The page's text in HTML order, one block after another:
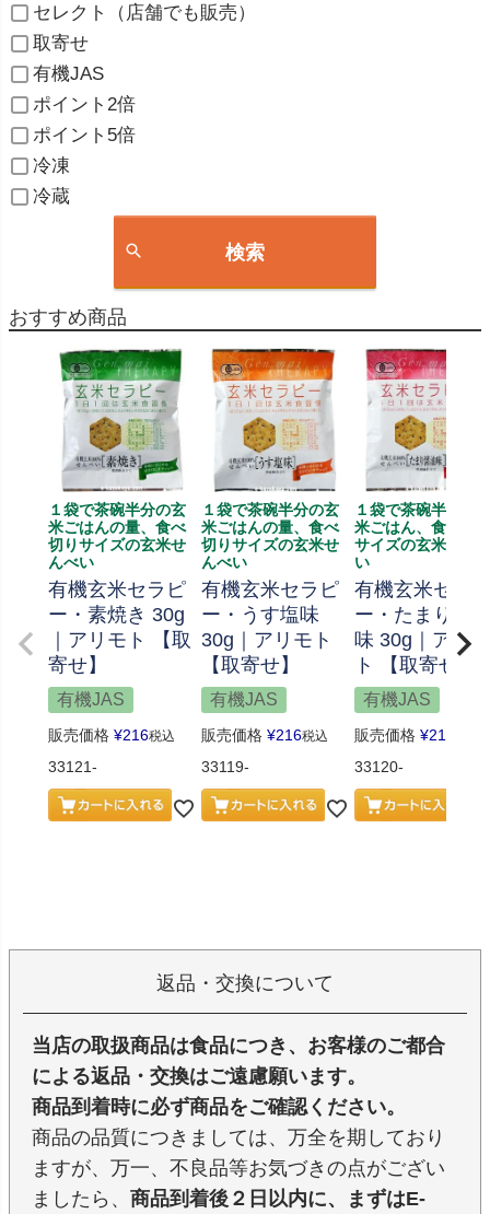
セレクト（店舗でも販売）
取寄せ
有機JAS
ポイント2倍
ポイント5倍
冷凍
冷蔵
検索
おすすめ商品
１袋で茶碗半分の玄
米ごはんの量、食べ
切りサイズの玄米せ
んべい
有機玄米セラピ
ー・素焼き 30g
｜アリモト 【取
寄せ】
有機JAS
販売価格 ¥216税込
33121-
１袋で茶碗半分の玄
米ごはんの量、食べ
切りサイズの玄米せ
んべい
有機玄米セラピ
ー・うす塩味
30g｜アリモト
【取寄せ】
有機JAS
販売価格 ¥216税込
33119-
１袋で茶碗半分の
米ごはん、食べ切
サイズの玄米せん
い
有機玄米セラ
ー・たまり醤
味 30g｜アリモ
ト 【取寄せ】
有機JAS
販売価格 ¥216
33120-
返品・交換について
当店の取扱商品は食品につき、お客様のご都合
による返品・交換はご遠慮願います。
商品到着時に必ず商品をご確認ください。
商品の品質につきましては、万全を期しており
ますが、万一、不良品等お気づきの点がござい
ましたら、 商品到着後２日以内に、まずはE-